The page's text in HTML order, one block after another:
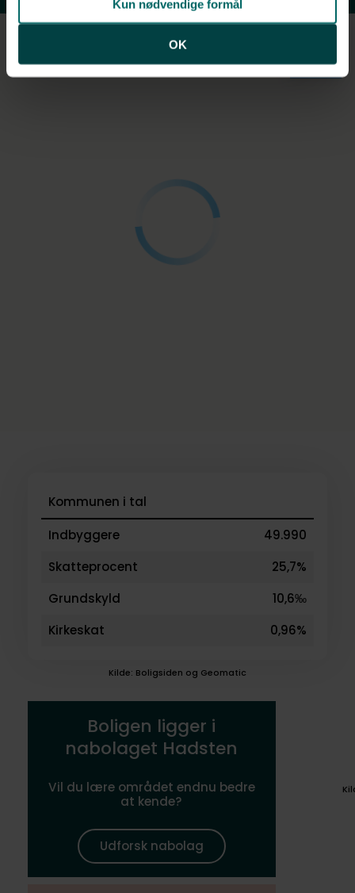
Kun nødvendige formål
OK
Luftfoto
Kommunen i tal
Indbyggere
49.990
Skatteprocent
25,7%
Grundskyld
10,6‰
Kirkeskat
0,96%
Kilde: Boligsiden og Geomatic
Boligen ligger i
nabolaget Hadsten
Vil du lære området endnu bedre
at kende?
Udforsk nabolag